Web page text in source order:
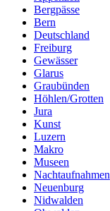
Bergpässe
Bern
Deutschland
Freiburg
Gewässer
Glarus
Graubünden
Höhlen/Grotten
Jura
Kunst
Luzern
Makro
Museen
Nachtaufnahmen
Neuenburg
Nidwalden